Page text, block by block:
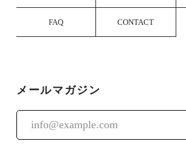
りがとうございました。 ラッピ
てもご満足いただけたご様子で
2025/03/03
FAQ CONTACT
メールマガジン